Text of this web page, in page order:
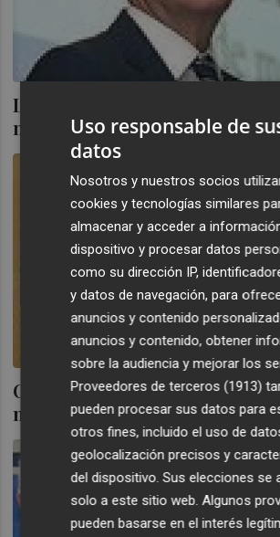
La patronal alicantina hace
nueva de los ejercicios 2006 a
Coepa: La patronal alicantina
negociación de un ERE sobre
Uso responsable de
datos
Nosotros y nuestros socios
cookies y tecnologías similares
almacenar y acceder a
dispositivo y procesar datos
como su dirección IP,
y datos de navegación, para
anuncios y contenido
anuncios y contenido, obtener
sobre la audiencia y mejorar los
Proveedores de terceros (1913)
pueden procesar sus datos para
otros fines, incluido el uso de
geolocalización precisos y
del dispositivo. Sus elecciones se
solo a este sitio web. Algunos
pueden basarse en el interés